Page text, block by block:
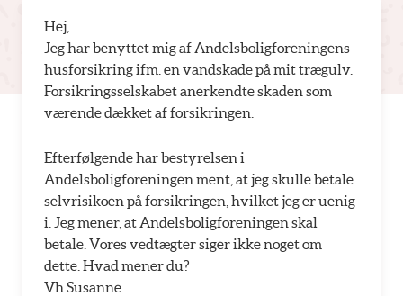
Hej,
Jeg har benyttet mig af Andelsboligforeningens
husforsikring ifm. en vandskade på mit trægulv.
Forsikringsselskabet anerkendte skaden som
værende dækket af forsikringen.
Efterfølgende har bestyrelsen i
Andelsboligforeningen ment, at jeg skulle betale
selvrisikoen på forsikringen, hvilket jeg er uenig
i. Jeg mener, at Andelsboligforeningen skal
betale. Vores vedtægter siger ikke noget om
dette. Hvad mener du?
Vh Susanne